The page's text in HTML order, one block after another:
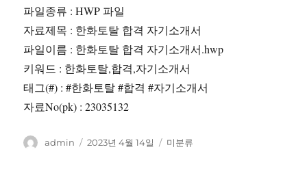
파일종류 : HWP 파일
자료제목 : 한화토탈 합격 자기소개서
파일이름 : 한화토탈 합격 자기소개서.hwp
키워드 : 한화토탈,합격,자기소개서
태그(#) : #한화토탈 #합격 #자기소개서
자료No(pk) : 23035132
글
admin
작
2023년 4월 14일
카
미분류